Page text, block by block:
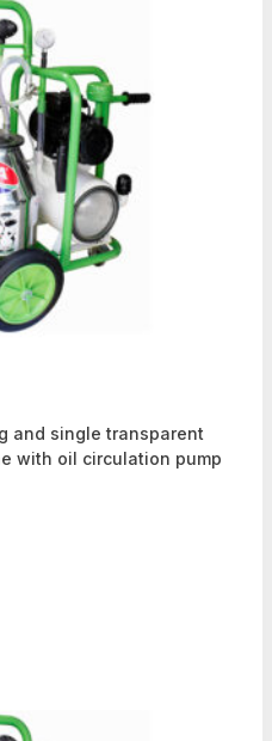
and single transparent
with oil circulation pump